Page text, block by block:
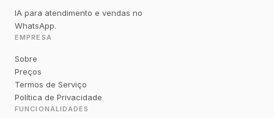
IA para atendimento e vendas no
WhatsApp.
EMPRESA
Sobre
Preços
Termos de Serviço
Política de Privacidade
FUNCIONALIDADES